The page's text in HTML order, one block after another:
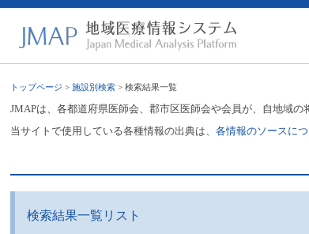
トップページ >施設別検索 > 検索結果一覧
JMAPは、各都道府県医師会、郡市区医師会や会員が、自地域
当サイトで使用している各種情報の出典は、各情報のソースに
検索結果一覧リスト